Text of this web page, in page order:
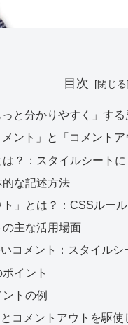
目次
と分かりやすく」す
ント」と「コメントア
は？：スタイルシート
な記述方法
ト」とは？：CSSルー
主な活用場面
コメント：スタイル
イント
トの例
コメントアウトを駆